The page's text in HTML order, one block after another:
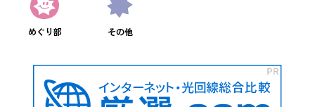
めぐり部 その他